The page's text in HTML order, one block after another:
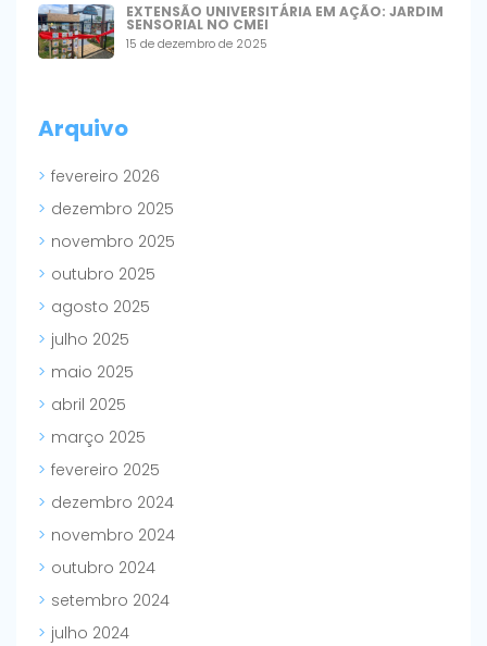
EXTENSÃO UNIVERSITÁRIA EM AÇÃO: JARDIM
SENSORIAL NO CMEI
15 de dezembro de 2025
Arquivo
fevereiro 2026
dezembro 2025
novembro 2025
outubro 2025
agosto 2025
julho 2025
maio 2025
abril 2025
março 2025
fevereiro 2025
dezembro 2024
novembro 2024
outubro 2024
setembro 2024
julho 2024